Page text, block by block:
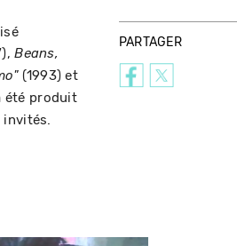
Beans,
(1993) et
été produit
invités.
PARTAGER